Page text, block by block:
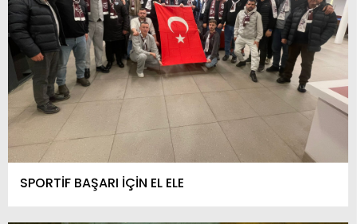
SPORTİF BAŞARI İÇİN EL ELE